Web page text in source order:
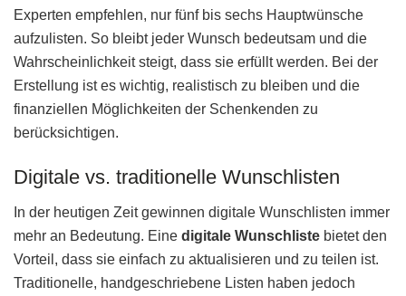
Experten empfehlen, nur fünf bis sechs Hauptwünsche
aufzulisten. So bleibt jeder Wunsch bedeutsam und die
Wahrscheinlichkeit steigt, dass sie erfüllt werden. Bei der
Erstellung ist es wichtig, realistisch zu bleiben und die
finanziellen Möglichkeiten der Schenkenden zu
berücksichtigen.
Digitale vs. traditionelle Wunschlisten
In der heutigen Zeit gewinnen digitale Wunschlisten immer
mehr an Bedeutung. Eine digitale Wunschliste bietet den
Vorteil, dass sie einfach zu aktualisieren und zu teilen ist.
Traditionelle, handgeschriebene Listen haben jedoch